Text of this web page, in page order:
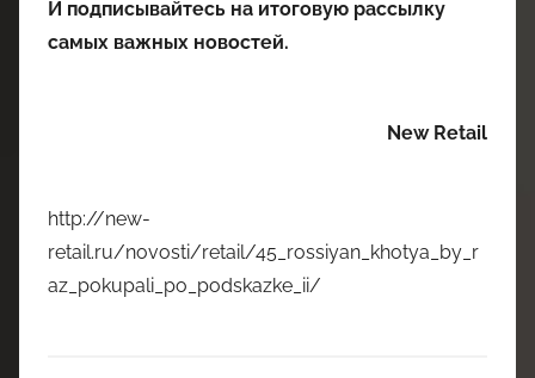
И подписывайтесь на итоговую рассылку
самых важных новостей.
New Retail
http://new-
retail.ru/novosti/retail/45_rossiyan_khotya_by_r
az_pokupali_po_podskazke_ii/